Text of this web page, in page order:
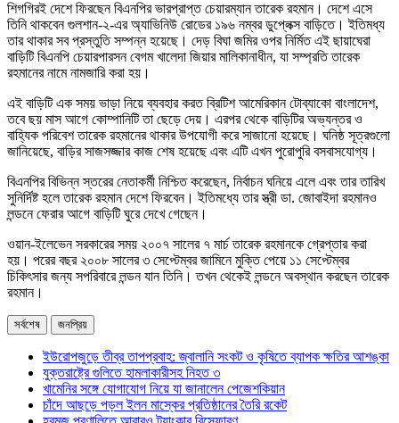
শিগগিরই দেশে ফিরছেন বিএনপির ভারপ্রাপ্ত চেয়ারম্যান তারেক রহমান। দেশে এসে
তিনি থাকবেন গুলশান-২-এর অ্যাভিনিউ রোডের ১৯৬ নম্বর ডুপ্লেক্স বাড়িতে। ইতিমধ্য
তার থাকার সব প্রস্তুতি সম্পন্ন হয়েছে। দেড় বিঘা জমির ওপর নির্মিত এই ছায়াঘেরা
বাড়িটি বিএনপি চেয়ারপারসন বেগম খালেদা জিয়ার মালিকানাধীন, যা সম্প্রতি তারেক
রহমানের নামে নামজারি করা হয়।
এই বাড়িটি এক সময় ভাড়া নিয়ে ব্যবহার করত ব্রিটিশ আমেরিকান টোব্যাকো বাংলাদেশ,
তবে ছয় মাস আগে কোম্পানিটি তা ছেড়ে দেয়। এরপর থেকে বাড়িটির অভ্যন্তর ও
বাহ্যিক পরিবেশ তারেক রহমানের থাকার উপযোগী করে সাজানো হয়েছে। ঘনিষ্ঠ সূত্রগুলো
জানিয়েছে, বাড়ির সাজসজ্জার কাজ শেষ হয়েছে এবং এটি এখন পুরোপুরি বসবাসযোগ্য।
বিএনপির বিভিন্ন স্তরের নেতাকর্মী নিশ্চিত করেছেন, নির্বাচন ঘনিয়ে এলে এবং তার তারিখ
সুনির্দিষ্ট হলে তারেক রহমান দেশে ফিরবেন। ইতিমধ্যে তার স্ত্রী ডা. জোবাইদা রহমানও
লন্ডনে ফেরার আগে বাড়িটি ঘুরে দেখে গেছেন।
ওয়ান-ইলেভেন সরকারের সময় ২০০৭ সালের ৭ মার্চ তারেক রহমানকে গ্রেপ্তার করা
হয়। পরের বছর ২০০৮ সালের ৩ সেপ্টেম্বর জামিনে মুক্তি পেয়ে ১১ সেপ্টেম্বর
চিকিৎসার জন্য সপরিবারে লন্ডন যান তিনি। তখন থেকেই লন্ডনে অবস্থান করছেন তারেক
রহমান।
সর্বশেষ জনপ্রিয়
ইউরোপজুড়ে তীব্র তাপপ্রবাহ: জ্বালানি সংকট ও কৃষিতে ব্যাপক ক্ষতির আশঙ্কা
যুক্তরাষ্ট্রে গুলিতে হামলাকারীসহ নিহত ৩
খামেনির সঙ্গে যোগাযোগ নিয়ে যা জানালেন পেজেশকিয়ান
চাঁদে আছড়ে পড়ল ইলন মাস্কের প্রতিষ্ঠানের তৈরি রকেট